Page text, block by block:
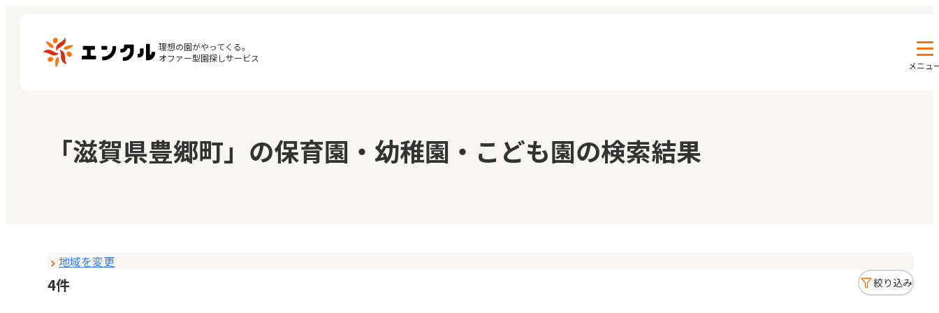
理想の園がやってくる。
オファー型園探しサービス
メニュ
保育園・幼稚園を探す
地図から探す
閲覧履歴
お気に入り
メッセージ
おすすめの園
「滋賀県豊郷町」の保育園・幼稚園・こども園の検索結果
地域を変更
4件 絞り込み